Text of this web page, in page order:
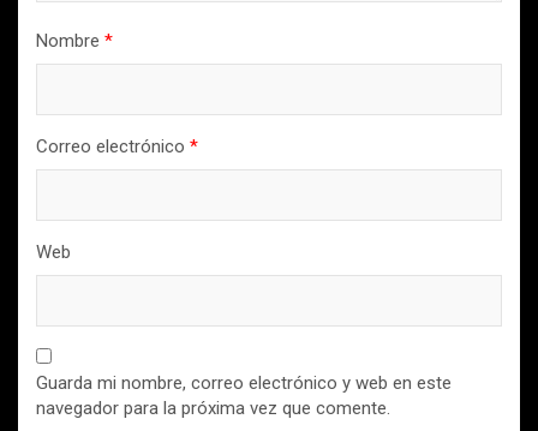
Nombre *
Correo electrónico *
Web
Guarda mi nombre, correo electrónico y web en este
navegador para la próxima vez que comente.